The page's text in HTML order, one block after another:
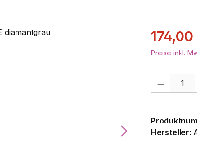
174,00
Preise inkl.
Produkt
Hersteller: